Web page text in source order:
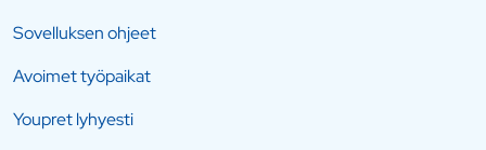
Sovelluksen ohjeet
Avoimet työpaikat
Youpret lyhyesti